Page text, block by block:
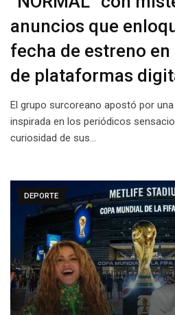
anuncios que
fecha de estreno
de plataformas
El grupo surcoreano apostó por
inspirada en los periódicos
curiosidad de sus…
DEPORTE